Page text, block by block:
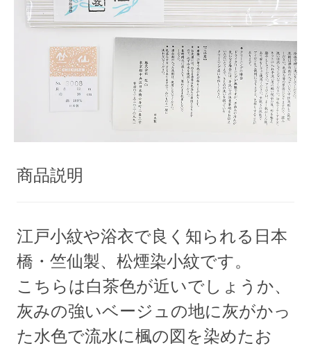
商品説明
江戸小紋や浴衣で良く知られる日本
橋・竺仙製、松煙染小紋です。
こちらは白茶色が近いでしょうか、
灰みの強いベージュの地に灰がかっ
た水色で流水に楓の図を染めたお